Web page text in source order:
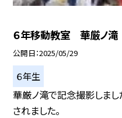
６年移動教室 華厳ノ滝
公開日 2025/05/29
６年生
華厳ノ滝で記念撮影しま
されました。